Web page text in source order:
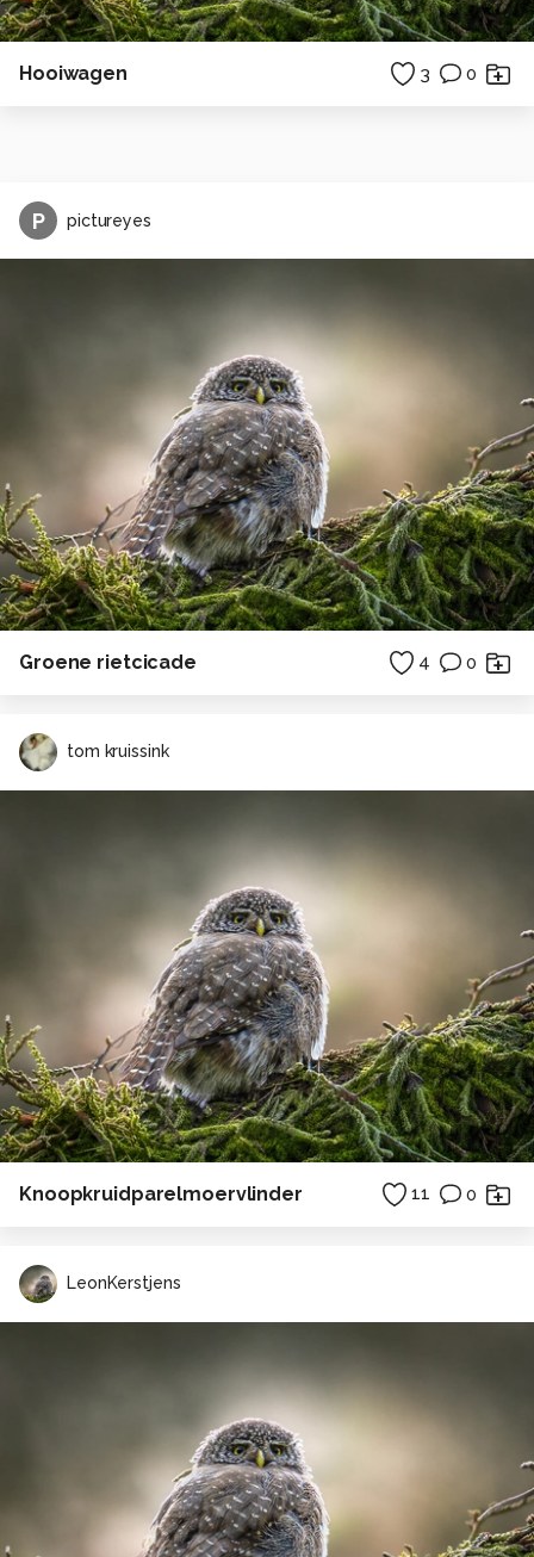
Hooiwagen 3 0
P pictureyes
Groene rietcicade 4 0
tom kruissink
Knoopkruidparelmoervlinder 11 0
LeonKerstjens